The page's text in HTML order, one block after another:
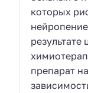
которых
результате
препарат